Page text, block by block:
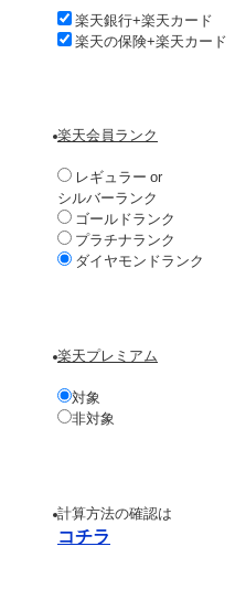
楽天銀行+楽天カード
楽天の保険+楽天カード
楽天会員ランク
レギュラー or
シルバーランク
ゴールドランク
プラチナランク
ダイヤモンドランク
楽天プレミアム
対象
非対象
計算方法の確認は
コチラ